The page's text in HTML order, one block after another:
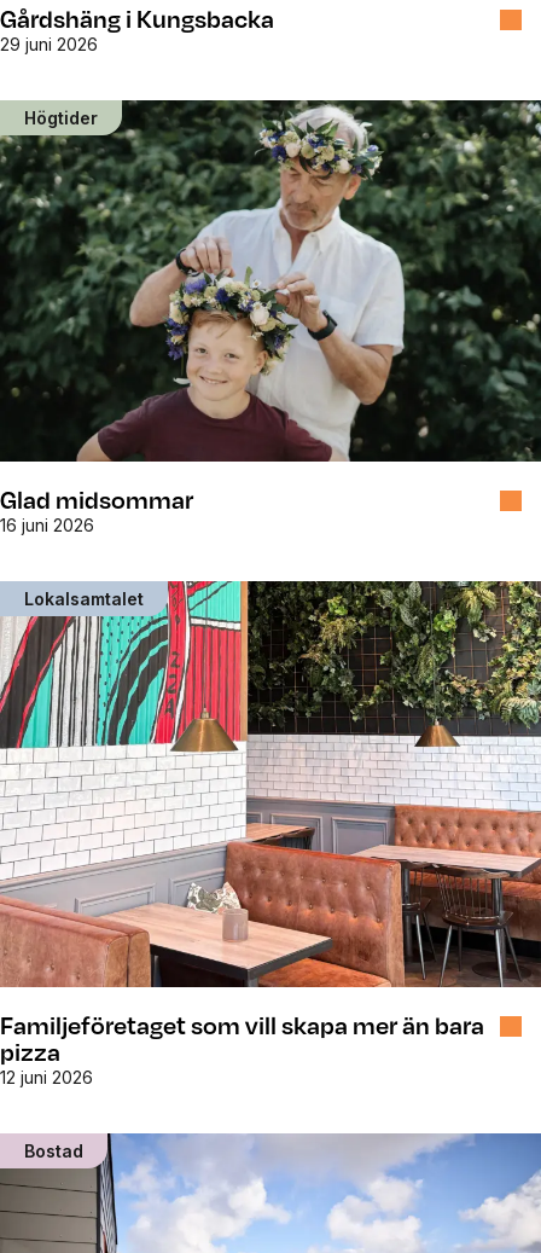
Gårdshäng i Kungsbacka
29 juni 2026
Högtider
Glad midsommar
16 juni 2026
Lokalsamtalet
Familjeföretaget som vill skapa mer än bara
pizza
12 juni 2026
Bostad